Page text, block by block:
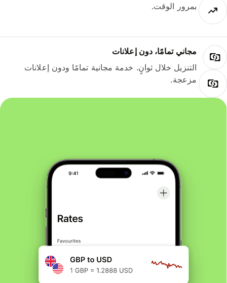
بمرور الوقت.
مجاني تمامًا، دون إعلانات
التنزيل خلال ثوانٍ. خدمة مجانية تمامًا ودون إعلانات
مزعجة.